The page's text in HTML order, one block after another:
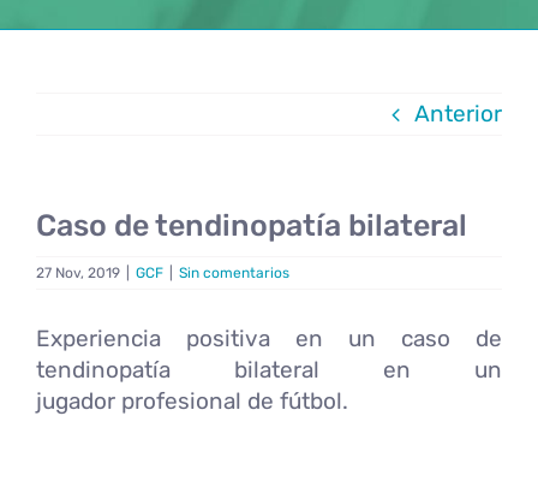
Anterior
Caso de tendinopatía bilateral
27 Nov, 2019 GCF Sin comentarios
Experiencia positiva en un caso de
tendinopatía bilateral en un
jugador profesional de fútbol.